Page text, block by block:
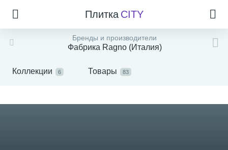
Плитка CITY
Бренды и производители
Фабрика Ragno (Италия)
Коллекции 6 Товары 83